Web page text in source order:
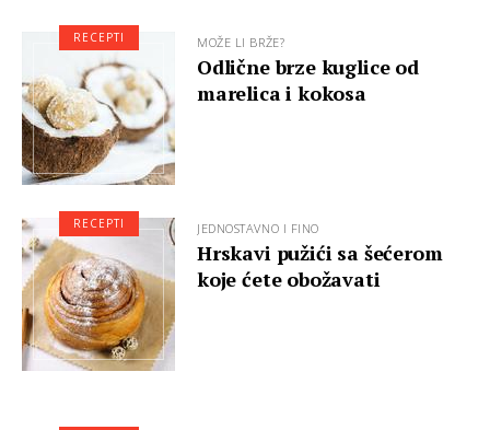
MOŽE LI BRŽE?
Odlične brze kuglice od
marelica i kokosa
RECEPTI
JEDNOSTAVNO I FINO
Hrskavi pužići sa šećerom
koje ćete obožavati
RECEPTI